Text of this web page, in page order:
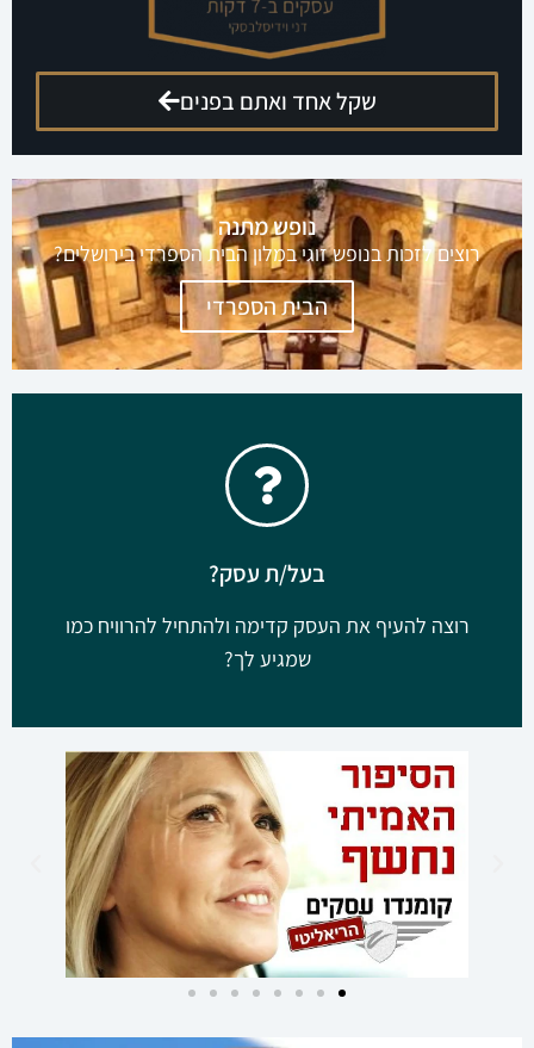
שקל אחד ואתם בפנים
בעל/ת עסק?
רוצה להעיף את העסק קדימה ולהתחיל להרוויח כמו
שמגיע לך?
הגישו מועמדות לקומנדו עסקים
קבוצה מנצחת להשגת תוצאות ורווחים בליוויו של דני
וידיסלבסקי
ללחוץ כאן